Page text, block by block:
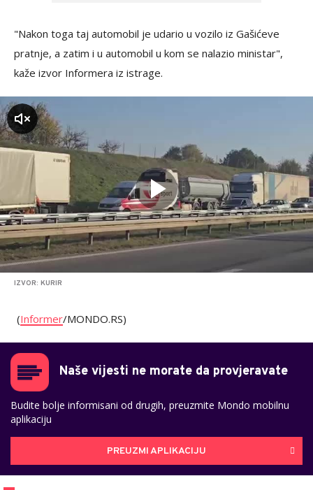
"Nakon toga taj automobil je udario u vozilo iz Gašićeve
pratnje, a zatim i u automobil u kom se nalazio ministar",
kaže izvor Informera iz istrage.
IZVOR: KURIR
(Informer/MONDO.RS)
Naše vijesti ne morate da provjeravate
Budite bolje informisani od drugih, preuzmite Mondo mobilnu
aplikaciju
PREUZMI APLIKACIJU